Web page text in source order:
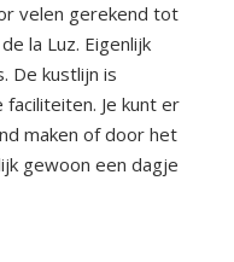
velen gerekend tot
la Luz. Eigenlijk
De kustlijn is
Je kunt er
maken of door het
gewoon een dagje